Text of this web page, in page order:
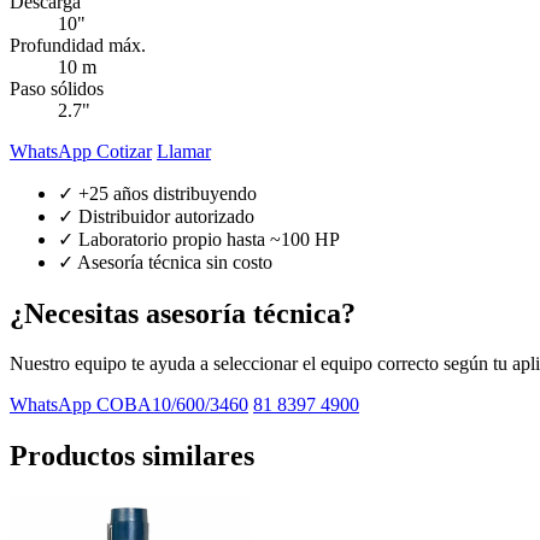
10"
Profundidad máx.
10 m
Paso sólidos
2.7"
WhatsApp Cotizar Llamar
✓ +25 años distribuyendo
✓ Distribuidor autorizado
✓ Laboratorio propio hasta ~100 HP
✓ Asesoría técnica sin costo
¿Necesitas asesoría técnica?
Nuestro equipo te ayuda a seleccionar el equipo correcto según tu
WhatsApp COBA10/600/3460 81 8397 4900
Productos similares